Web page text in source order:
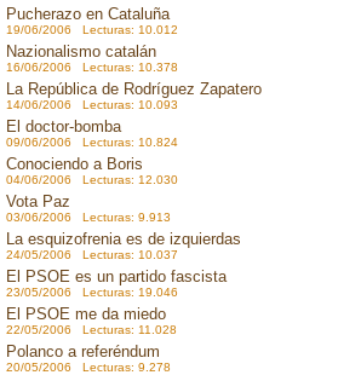
Pucherazo en Cataluña
19/06/2006 Lecturas: 10.012
Nazionalismo catalán
16/06/2006 Lecturas: 10.378
La República de Rodríguez Zapatero
14/06/2006 Lecturas: 10.093
El doctor-bomba
09/06/2006 Lecturas: 10.824
Conociendo a Boris
04/06/2006 Lecturas: 12.030
Vota Paz
03/06/2006 Lecturas: 9.913
La esquizofrenia es de izquierdas
24/05/2006 Lecturas: 10.037
El PSOE es un partido fascista
23/05/2006 Lecturas: 19.046
El PSOE me da miedo
22/05/2006 Lecturas: 11.028
Polanco a referéndum
20/05/2006 Lecturas: 9.278